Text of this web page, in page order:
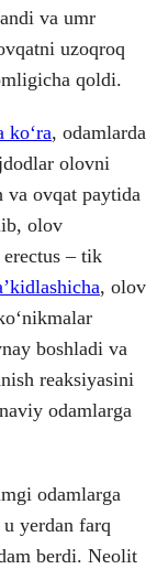
va umr
uzoqroq
qoldi.
koʻra, odamlarda
olovni
va ovqat paytida
olov
– tik
, olov
boshladi va
reaksiyasini
odamlarga
odamlarga
yerdan farq
berdi. Neolit